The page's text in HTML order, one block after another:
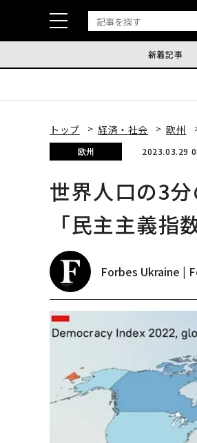
新着記事
トップ 経済・社会 欧州
欧州 2023.03.29
世界人口の3
「民主主義指
Forbes Ukraine |